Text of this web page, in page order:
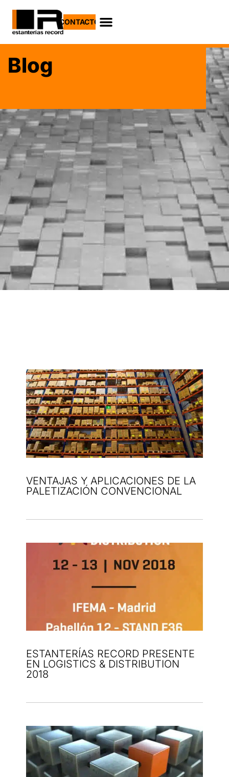
CONTACTO
Blog
VENTAJAS Y APLICACIONES DE LA
PALETIZACIÓN CONVENCIONAL
ESTANTERÍAS RECORD PRESENTE
EN LOGISTICS & DISTRIBUTION
2018